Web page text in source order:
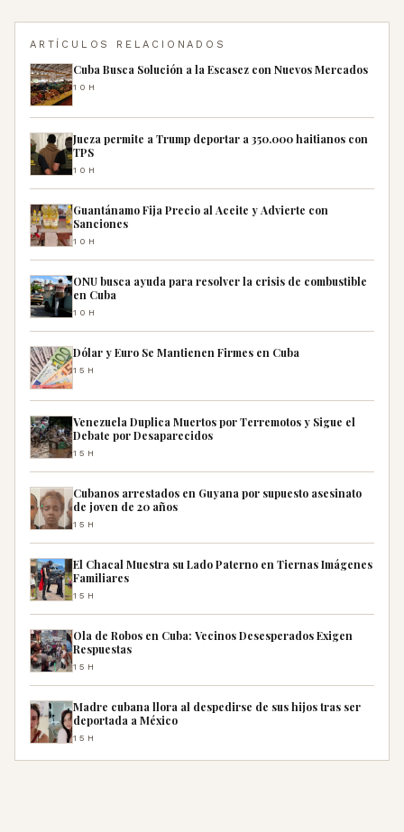
ARTÍCULOS RELACIONADOS
Cuba Busca Solución a la Escasez con Nuevos Mercados
10H
Jueza permite a Trump deportar a 350.000 haitianos con
TPS
10H
Guantánamo Fija Precio al Aceite y Advierte con
Sanciones
10H
ONU busca ayuda para resolver la crisis de combustible
en Cuba
10H
Dólar y Euro Se Mantienen Firmes en Cuba
15H
Venezuela Duplica Muertos por Terremotos y Sigue el
Debate por Desaparecidos
15H
Cubanos arrestados en Guyana por supuesto asesinato
de joven de 20 años
15H
El Chacal Muestra su Lado Paterno en Tiernas Imágenes
Familiares
15H
Ola de Robos en Cuba: Vecinos Desesperados Exigen
Respuestas
15H
Madre cubana llora al despedirse de sus hijos tras ser
deportada a México
15H